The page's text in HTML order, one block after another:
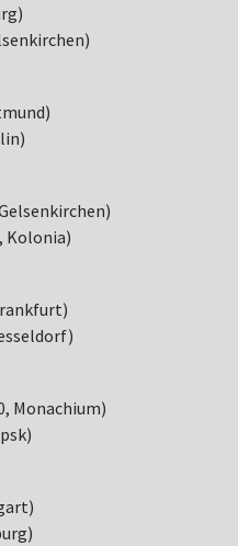
Kolonia)
Monachium)